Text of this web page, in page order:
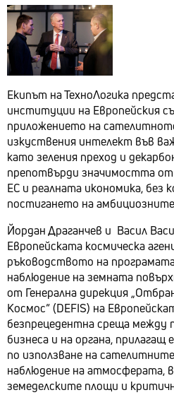
Екипът на ТехноЛогика
институции на Европейския
приложението на
изкуствения интелект във
като зеления преход и
препотвърди значимостта
ЕС и реалната икономика, без
постигането на
Йордан Драганчев и Васил
Европейската космическа
ръководството на
наблюдение на земната
от Генерална дирекция
Космос“ (DEFIS) на
безпрецедентна среща между
бизнеса и на органа,
по използване на
наблюдение на атмосферата,
земеделските площи и